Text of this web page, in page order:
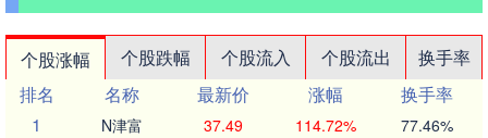
个股涨幅 个股跌幅 个股流入 个股流出
换手率
排名
名称 最新价 涨幅
换手率
1
N津富 37.49 114.72% 77.46%